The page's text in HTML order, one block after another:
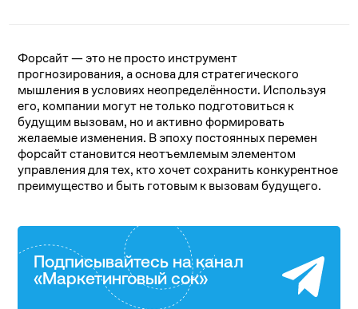
Форсайт — это не просто инструмент
прогнозирования, а основа для стратегического
мышления в условиях неопределённости. Используя
его, компании могут не только подготовиться к
будущим вызовам, но и активно формировать
желаемые изменения. В эпоху постоянных перемен
форсайт становится неотъемлемым элементом
управления для тех, кто хочет сохранить конкурентное
преимущество и быть готовым к вызовам будущего.
Подписывайтесь на канал
«Маркетинговый сок»